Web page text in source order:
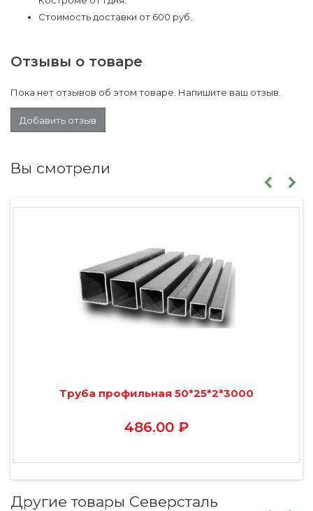
Стоимость доставки от 600 руб.
Отзывы о товаре
Пока нет отзывов об этом товаре. Напишите ваш отзыв.
Добавить отзыв
Вы смотрели
Труба профильная 50*25*2*3000
486.00 ₽
Другие товары Северсталь